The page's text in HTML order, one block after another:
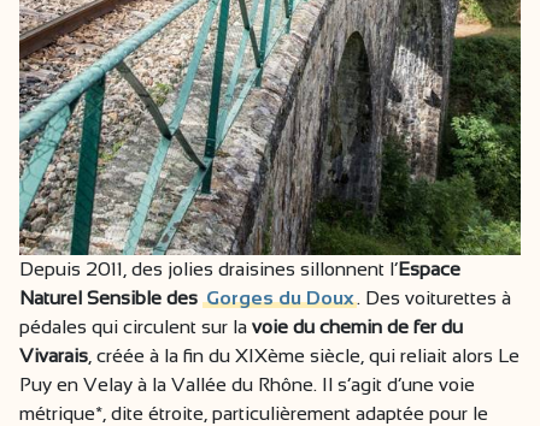
Depuis 2011, des jolies draisines sillonnent l’Espace
Naturel Sensible des Gorges du Doux . Des voiturettes à
pédales qui circulent sur la voie du chemin de fer du
Vivarais , créée à la fin du XIXème siècle, qui reliait alors Le
Puy en Velay à la Vallée du Rhône. Il s’agit d’une voie
métrique*, dite étroite, particulièrement adaptée pour le